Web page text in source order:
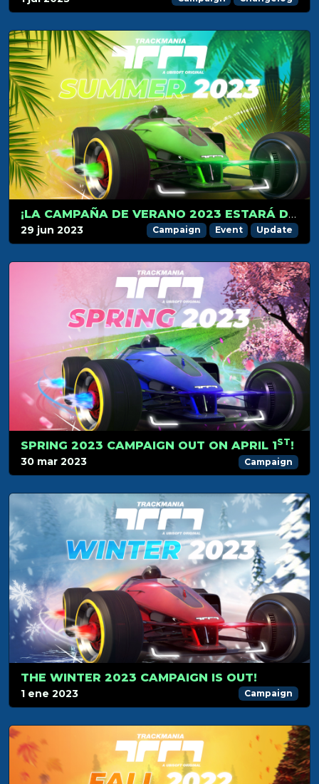
¡LA CAMPAÑA DE VERANO 2023 ESTARÁ DISPONIBLE GRATIS EL 1 DE JULIO!
29 jun 2023 Campaign Event Update
SPRING 2023 CAMPAIGN OUT ON APRIL 1ST!
30 mar 2023 Campaign
THE WINTER 2023 CAMPAIGN IS OUT!
1 ene 2023 Campaign